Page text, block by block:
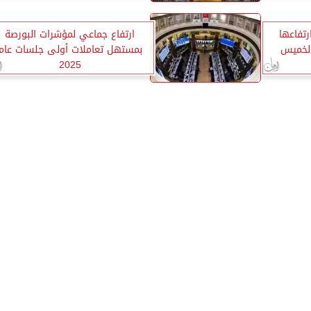
ارتفاع جماعي لمؤشرات البورصة
بمستهل تعاملات أولى جلسات
2025